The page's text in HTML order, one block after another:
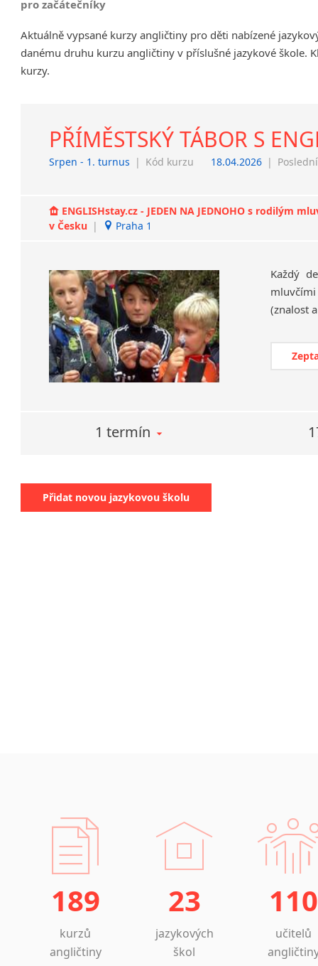
Děčín
Hodonín
Prostějov
Sedlčany
Tišnov
pro začátečníky
Aktuálně vypsané kurzy angličtiny pro děti nabízené
danému druhu kurzu angličtiny v příslušné jazykové škole.
kurzy.
PŘÍMĚSTSKÝ TÁBOR S
Srpen - 1. turnus | Kód kurzu 18.04.2026 |
ENGLISHstay.cz - JEDEN NA JEDNOHO s rodilým
v Česku | Praha 1
Každý
mluvčími
1 termín
Přidat novou jazykovou školu
189
kurzů
angličtiny
23
jazykových
škol
110
učitelů